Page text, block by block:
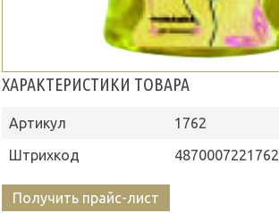
ХАРАКТЕРИСТИКИ ТОВАРА
Артикул
1762
Штрихкод
4870007221762
Получить прайс-лист